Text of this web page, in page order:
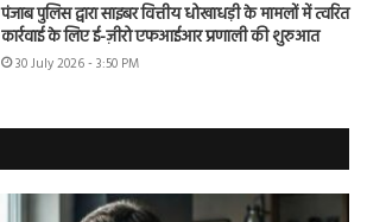
पंजाब पुलिस द्वारा साइबर वित्तीय धोखाधड़ी के मामलों में त्वरित
कार्रवाई के लिए ई-ज़ीरो एफआईआर प्रणाली की शुरुआत
30 July 2026 - 3:50 PM